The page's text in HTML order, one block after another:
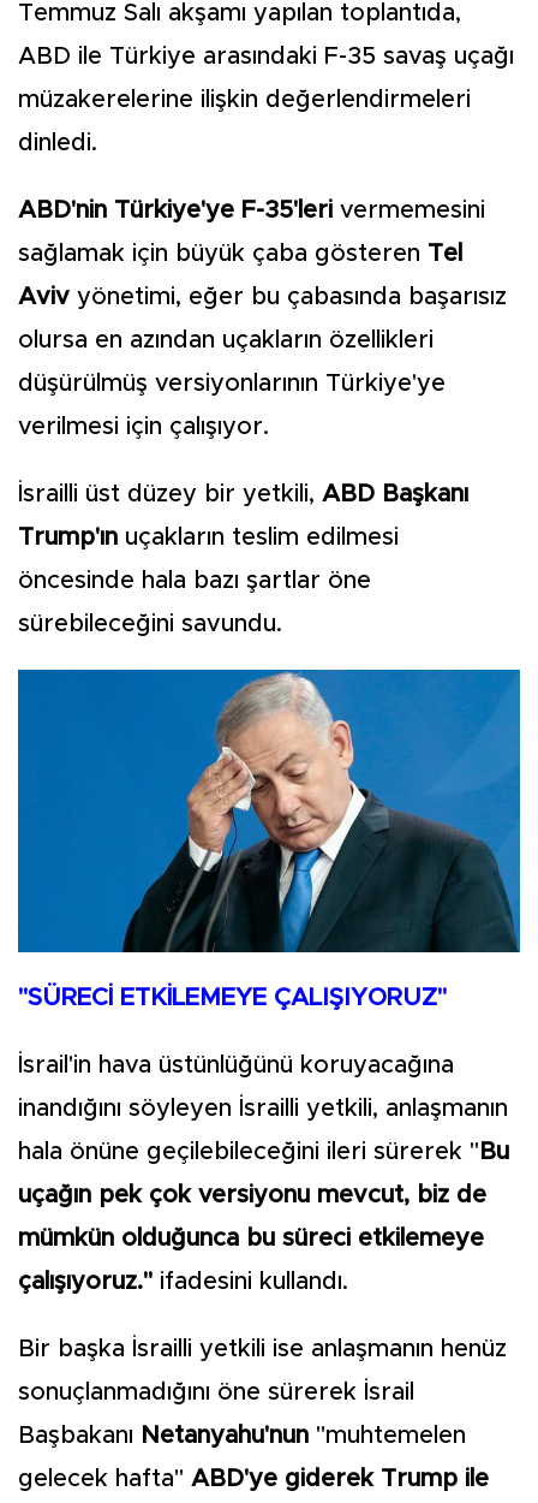
Temmuz Salı akşamı yapılan toplantıda,
ABD ile Türkiye arasındaki F-35 savaş uçağı
müzakerelerine ilişkin değerlendirmeleri
dinledi.
ABD'nin Türkiye'ye F-35'leri vermemesini
sağlamak için büyük çaba gösteren Tel
Aviv yönetimi, eğer bu çabasında başarısız
olursa en azından uçakların özellikleri
düşürülmüş versiyonlarının Türkiye'ye
verilmesi için çalışıyor.
İsrailli üst düzey bir yetkili, ABD Başkanı
Trump'ın uçakların teslim edilmesi
öncesinde hala bazı şartlar öne
sürebileceğini savundu.
"SÜRECİ ETKİLEMEYE ÇALIŞIYORUZ"
İsrail'in hava üstünlüğünü koruyacağına
inandığını söyleyen İsrailli yetkili, anlaşmanın
hala önüne geçilebileceğini ileri sürerek " Bu
uçağın pek çok versiyonu mevcut, biz de
mümkün olduğunca bu süreci etkilemeye
çalışıyoruz." ifadesini kullandı.
Bir başka İsrailli yetkili ise anlaşmanın henüz
sonuçlanmadığını öne sürerek İsrail
Başbakanı Netanyahu'nun "muhtemelen
gelecek hafta" ABD'ye giderek Trump ile